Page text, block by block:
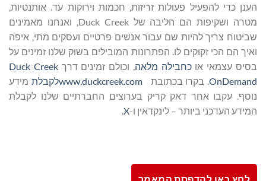
הענן כדי להפעיל פעולות זריזות, חכמות וירוקות עד. אותנטיות,
מטרה ושקיפות הם הליבה של Duck Creek, ואנחנו מאמינים
שביטוח צריך להיות שם עבור אנשים פרטיים ועסקים מתי, איפה
ואיך הם הכי זקוקים לו. הפתרונות המובילים בשוק שלנו זמינים על
בסיס עצמאי אוכחבילה מלאה, וכולם זמינים דרךDuck Creek
OnDemand. בקרו בכתובתwww.duckcreek.comלקבלת מידע
נוסף. עקבו אחר דאק קריק בערוצים החברתיים שלנו לקבלת
המידע העדכני ביותר – לינקדאין ו-X
.